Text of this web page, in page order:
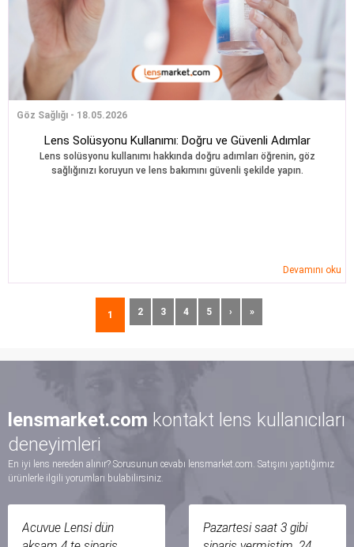
Göz Sağlığı - 18.05.2026
Lens Solüsyonu Kullanımı: Doğru ve Güvenli Adımlar
Lens solüsyonu kullanımı hakkında doğru adımları öğrenin, göz
sağlığınızı koruyun ve lens bakımını güvenli şekilde yapın.
Devamını oku
1 2 3 4 5 › »
lensmarket.com kontakt lens kullanıcıları
deneyimleri
En iyi lens nereden alınır? Sorusunun cevabı lensmarket.com. Satışını yaptığımız
ürünlerle ilgili yorumları bulabilirsiniz.
Acuvue Lensi dün
Pazartesi saat 3 gibi